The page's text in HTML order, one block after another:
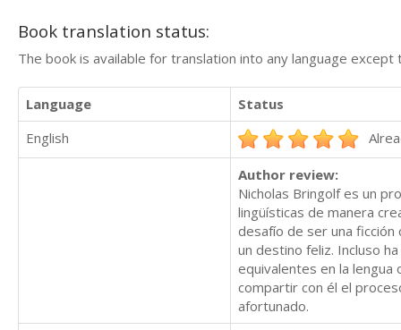
Book translation status:
The book is available for translation into any language
Language
Status
English
Author review:
Nicholas Bringolf es un
lingüísticas de manera
desafío de ser una
un destino feliz. Incluso
equivalentes en la
compartir con él el
afortunado.